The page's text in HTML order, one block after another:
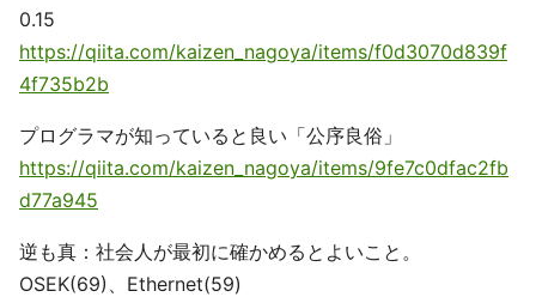
0.15
https://qiita.com/kaizen_nagoya/items/f0d3070d839f
4f735b2b
プログラマが知っていると良い「公序良俗」
https://qiita.com/kaizen_nagoya/items/9fe7c0dfac2fb
d77a945
逆も真：社会人が最初に確かめるとよいこと。
OSEK(69)、Ethernet(59)